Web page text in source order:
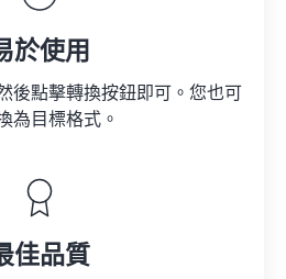
於使用
後點擊轉換按鈕即可。您也可
為目標格式。
佳品質